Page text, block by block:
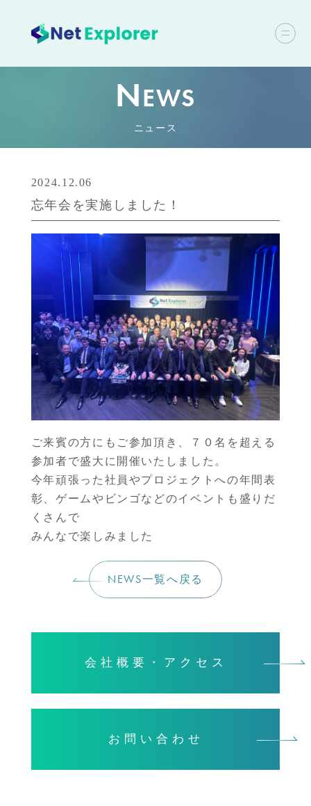
NEWS
ニュース
2024.12.06
忘年会を実施しました！
ご来賓の方にもご参加頂き、７０名を超える
参加者で盛大に開催いたしました。
今年頑張った社員やプロジェクトへの年間表
彰、ゲームやビンゴなどのイベントも盛りだ
くさんで
みんなで楽しみました
NEWS一覧へ戻る
会社概要・アクセス
お問い合わせ